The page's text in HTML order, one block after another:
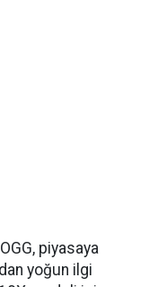
piyasaya
yoğun ilgi